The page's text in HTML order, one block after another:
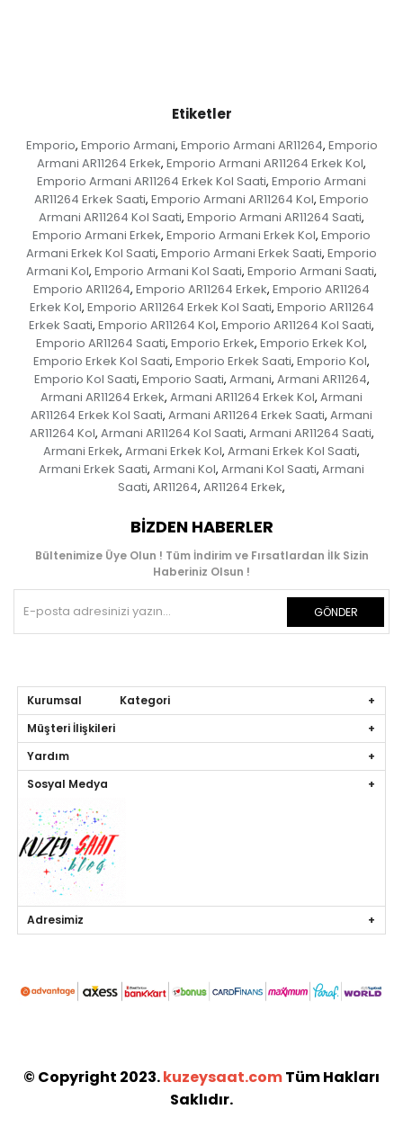
Etiketler
Emporio, Emporio Armani, Emporio Armani AR11264, Emporio
Armani AR11264 Erkek, Emporio Armani AR11264 Erkek Kol,
Emporio Armani AR11264 Erkek Kol Saati, Emporio Armani
AR11264 Erkek Saati, Emporio Armani AR11264 Kol, Emporio
Armani AR11264 Kol Saati, Emporio Armani AR11264 Saati,
Emporio Armani Erkek, Emporio Armani Erkek Kol, Emporio
Armani Erkek Kol Saati, Emporio Armani Erkek Saati, Emporio
Armani Kol, Emporio Armani Kol Saati, Emporio Armani Saati,
Emporio AR11264, Emporio AR11264 Erkek, Emporio AR11264
Erkek Kol, Emporio AR11264 Erkek Kol Saati, Emporio AR11264
Erkek Saati, Emporio AR11264 Kol, Emporio AR11264 Kol Saati,
Emporio AR11264 Saati, Emporio Erkek, Emporio Erkek Kol,
Emporio Erkek Kol Saati, Emporio Erkek Saati, Emporio Kol,
Emporio Kol Saati, Emporio Saati, Armani, Armani AR11264,
Armani AR11264 Erkek, Armani AR11264 Erkek Kol, Armani
AR11264 Erkek Kol Saati, Armani AR11264 Erkek Saati, Armani
AR11264 Kol, Armani AR11264 Kol Saati, Armani AR11264 Saati,
Armani Erkek, Armani Erkek Kol, Armani Erkek Kol Saati,
Armani Erkek Saati, Armani Kol, Armani Kol Saati, Armani
Saati, AR11264, AR11264 Erkek,
BIZDEN HABERLER
Bültenimize Üye Olun ! Tüm İndirim ve Fırsatlardan İlk Sizin
Haberiniz Olsun !
GÖNDER
Kurumsal Kategori
Müşteri İlişkileri
Yardım
Sosyal Medya
Adresimiz
© Copyright 2023.kuzeysaat.comTüm Hakları
Saklıdır.